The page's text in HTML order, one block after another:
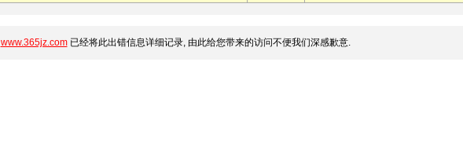
www.365jz.com已经将此出错信息详细记录, 由此给您带来的访问不便我们深感歉意.